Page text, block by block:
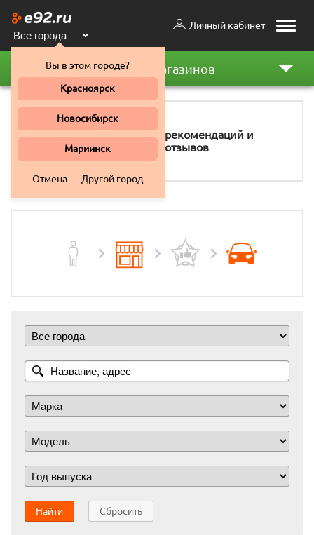
Toggle
Личный кабинет
Вы в этом городе?
Красноярск
Новосибирск
Мариинск
Отмена Другой город
Рейтинг магазинов
11 158
рекомендаций и
отзывов
Найти Сбросить